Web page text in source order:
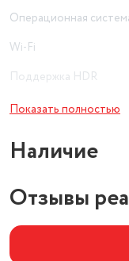
Операционная
Wi-Fi
Поддержка HDR
Поддержка Bluetooth
Расширенная
экрана
Показать полностью
Наличие
Отзывы